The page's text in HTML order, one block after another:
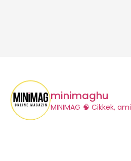
minimaghu
​MINIMAG 🧠 Cikkek,